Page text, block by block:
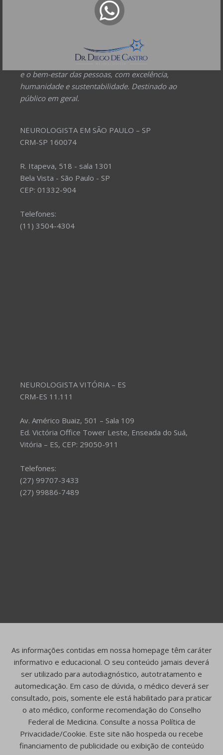
Neurologia - RQE 74153
Diretor Clínico Autor e Responsável Técnico pelo Site
Prover Soluções cada vez mais
completas de forma facilitada para a gestão da saúde
e o bem-estar das pessoas, com excelência,
humanidade e sustentabilidade. Destinado ao
público em geral.
NEUROLOGISTA EM SÃO PAULO – SP
CRM-SP 160074
R. Itapeva, 518 - sala 1301
Bela Vista - São Paulo - SP
CEP: 01332-904
Telefones:
(11) 3504-4304
NEUROLOGISTA VITÓRIA – ES
CRM-ES 11.111
Av. Américo Buaiz, 501 – Sala 109
Ed. Victória Office Tower Leste, Enseada do Suá,
Vitória – ES, CEP: 29050-911
Telefones:
(27) 99707-3433
(27) 99886-7489
As informações contidas em nossa homepage têm caráter
informativo e educacional. O seu conteúdo jamais deverá
ser utilizado para autodiagnóstico, autotratamento e
automedicação. Em caso de dúvida, o médico deverá ser
consultado, pois, somente ele está habilitado para praticar
o ato médico, conforme recomendação do Conselho
Federal de Medicina. Consulte a nossa Política de
Privacidade/Cookie. Este site não hospeda ou recebe
financiamento de publicidade ou exibição de conteúdo